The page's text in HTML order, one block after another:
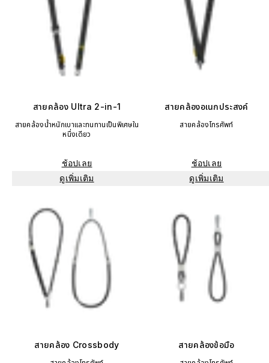
สายคล้อง Ultra 2-in-1
สายคล้องน้ำหนักเบาและทนทานเป็นพิเศษใน
หนึ่งเดียว
ช้อปเลย
ดูเพิ่มเติม
สายคล้องอเนกประสงค์
สายคล้องโทรศัพท์
ช้อปเลย
ดูเพิ่มเติม
สายคล้อง Crossbody สายคล้องข้อมือ